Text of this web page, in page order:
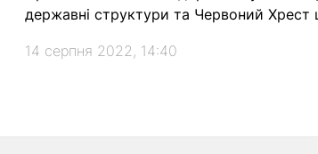
державні структури та Червоний Хрест
14 серпня 2022, 14:40